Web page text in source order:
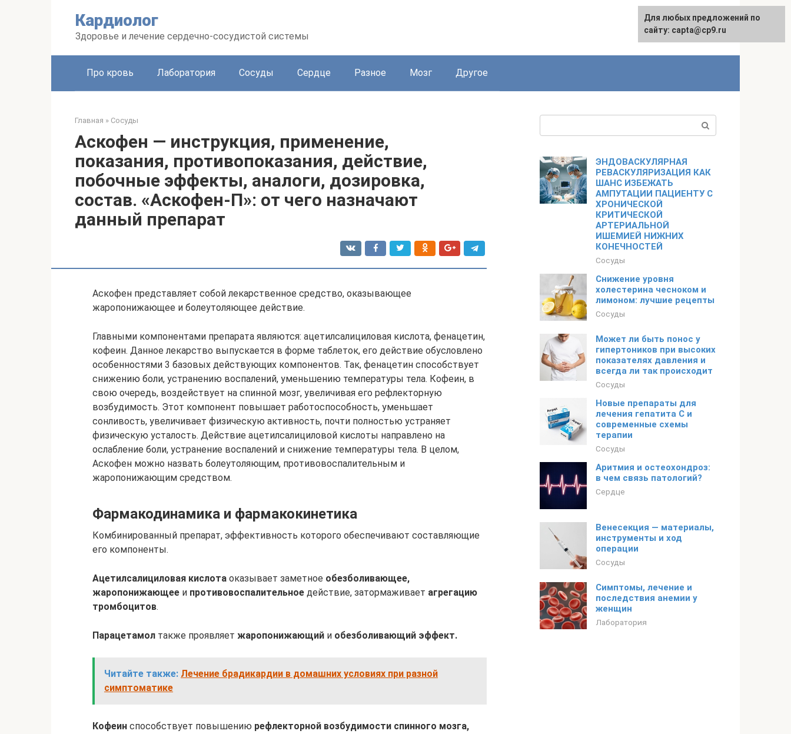
Кардиолог
Здоровье и лечение сердечно-сосудистой системы
Про кровь Лаборатория Сосуды Сердце Разное Мозг Другое
Главная » Сосуды
Аскофен — инструкция, применение,
показания, противопоказания, действие,
побочные эффекты, аналоги, дозировка,
состав. «Аскофен-П»: от чего назначают
данный препарат
Аскофен представляет собой лекарственное средство, оказывающее
жаропонижающее и болеутоляющее действие.
Главными компонентами препарата являются: ацетилсалициловая кислота, фенацетин,
кофеин. Данное лекарство выпускается в форме таблеток, его действие обусловлено
особенностями 3 базовых действующих компонентов. Так, фенацетин способствует
снижению боли, устранению воспалений, уменьшению температуры тела. Кофеин, в
свою очередь, воздействует на спинной мозг, увеличивая его рефлекторную
возбудимость. Этот компонент повышает работоспособность, уменьшает
сонливость, увеличивает физическую активность, почти полностью устраняет
физическую усталость. Действие ацетилсалициловой кислоты направлено на
ослабление боли, устранение воспалений и снижение температуры тела. В целом,
Аскофен можно назвать болеутоляющим, противовоспалительным и
жаропонижающим средством.
Фармакодинамика и фармакокинетика
Комбинированный препарат, эффективность которого обеспечивают составляющие
его компоненты.
Ацетилсалициловая кислота оказывает заметное обезболивающее,
жаропонижающее и противовоспалительное действие, затормаживает агрегацию
тромбоцитов.
Парацетамол также проявляет жаропонижающий и обезболивающий эффект.
Читайте также: Лечение брадикардии в домашних условиях при разной
симптоматике
Кофеин способствует повышению рефлекторной возбудимости спинного мозга,
ЭНДОВАСКУЛЯРНАЯ
РЕВАСКУЛЯРИЗАЦИЯ КАК
ШАНС ИЗБЕЖАТЬ
АМПУТАЦИИ ПАЦИЕНТУ С
ХРОНИЧЕСКОЙ
КРИТИЧЕСКОЙ
АРТЕРИАЛЬНОЙ
ИШЕМИЕЙ НИЖНИХ
КОНЕЧНОСТЕЙ
Сосуды
Снижение уровня
холестерина чесноком и
лимоном: лучшие рецепты
Сосуды
Может ли быть понос у
гипертоников при высоких
показателях давления и
всегда ли так происходит
Сосуды
Новые препараты для
лечения гепатита С и
современные схемы
терапии
Сосуды
Аритмия и остеохондроз:
в чем связь патологий?
Сердце
Венесекция — материалы,
инструменты и ход
операции
Сосуды
Симптомы, лечение и
последствия анемии у
женщин
Лаборатория
Для любых предложений по
сайту: capta@cp9.ru